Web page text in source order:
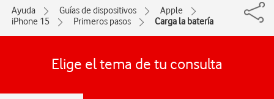
Ayuda Guías de dispositivos
Apple
iPhone 15
Primeros pasos Carga la batería
Elige el tema de tu consulta